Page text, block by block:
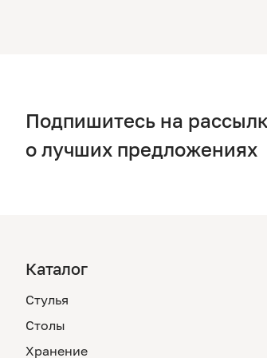
Подпишитесь на
о лучших предложениях
Каталог
Стулья
Столы
Хранение